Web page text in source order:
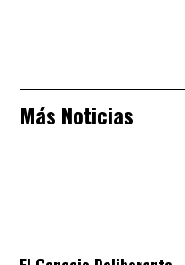
Más Noticias